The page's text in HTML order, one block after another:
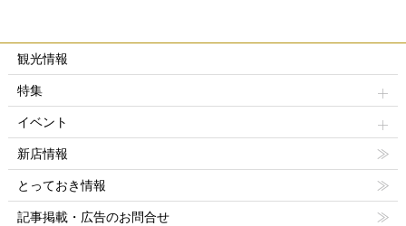
観光情報
特集
イベント
新店情報
とっておき情報
記事掲載・広告のお問合せ